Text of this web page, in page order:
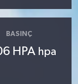
BASINÇ
HPA hpa